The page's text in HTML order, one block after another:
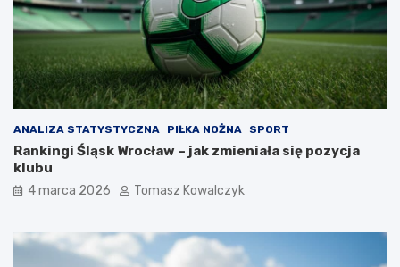
ANALIZA STATYSTYCZNA PIŁKA NOŻNA SPORT
Rankingi Śląsk Wrocław – jak zmieniała się pozycja
klubu
4 marca 2026 Tomasz Kowalczyk